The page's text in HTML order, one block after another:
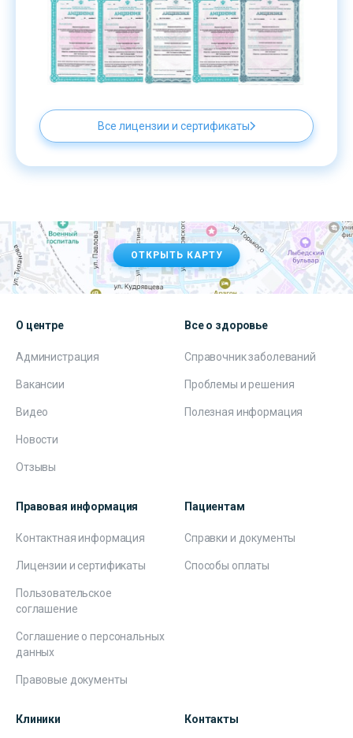
Все лицензии и сертификаты
ОТКРЫТЬ КАРТУ
О центре
Администрация
Вакансии
Видео
Новости
Отзывы
Все о здоровье
Справочник заболеваний
Проблемы и решения
Полезная информация
Правовая информация
Контактная информация
Лицензии и сертификаты
Пользовательское
соглашение
Соглашение о персональных
данных
Правовые документы
Пациентам
Справки и документы
Способы оплаты
Клиники Контакты